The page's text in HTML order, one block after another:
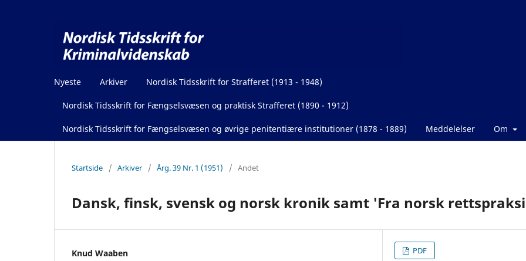
Nyeste Arkiver Nordisk Tidsskrift for Strafferet (1913 - 1948)
Nordisk Tidsskrift for Fængselsvæsen og praktisk Strafferet (1890 - 1912)
Nordisk Tidsskrift for Fængselsvæsen og øvrige penitentiære institutioner (1878 - 1889) Meddelelser Om
Startside / Arkiver / Årg. 39 Nr. 1 (1951) / Andet
Dansk, finsk, svensk og norsk kronik samt 'Fra norsk
Knud Waaben
PDF